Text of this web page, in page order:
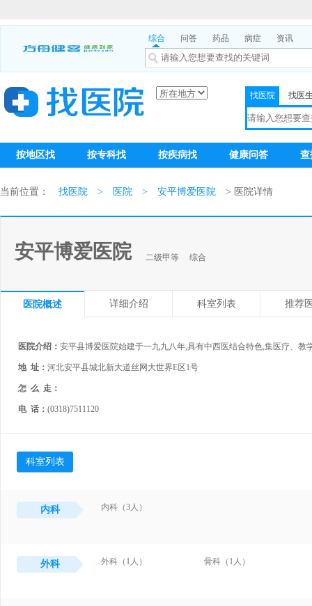
综合 问答 药品 病症 资讯
找医院 找医
按地区找 按专科找 按疾病找 健康问答 查
当前位置： 找医院 > 医院 > 安平博爱医院 > 医院详情
安平博爱医院 二级甲等 综合
医院概述 详细介绍 科室列表 推荐
医院介绍：
地 址： 河北安平县城北新大道丝网大世界E区1号
怎 么 走：
电 话： (0318)7511120
科室列表
内科 内科（3人）
外科 外科（1人） 骨科（1人）